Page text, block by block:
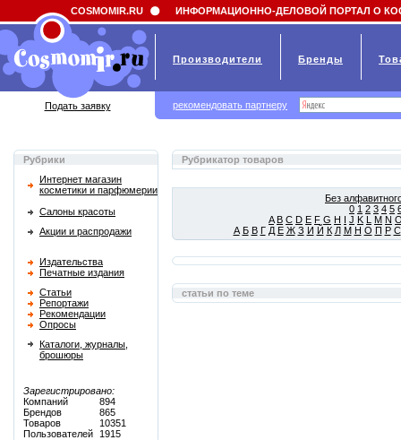
Field 'news_title' doesn't have a default value
Рубрики
Интернет магазин
косметики и парфюмерии
Салоны красоты
Акции и распродажи
Издательства
Печатные издания
Статьи
Репортажи
Рекомендации
Опросы
Каталоги, журналы,
брошюры
Зарегистрировано:
Компаний
894
Брендов
865
Товаров
10351
Пользователей
1915
Рубрикатор товаров
Без
0 1 2 3 4 5
A B C D E F G H I J K L M N
А Б В Г Д Е Ж З И Й К Л М Н О П Р С
статьи по теме
COSMOMIR.RU ИНФОРМАЦИОННО-ДЕЛОВОЙ ПОРТАЛ О
Производители Бренды
Подать заявку рекомендовать партнеру